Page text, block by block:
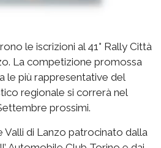
le iscrizioni al 41° Rally Città
La competizione promossa
le più rappresentative del
regionale si correrà nel
prossimi.
Valli di Lanzo patrocinato dalla